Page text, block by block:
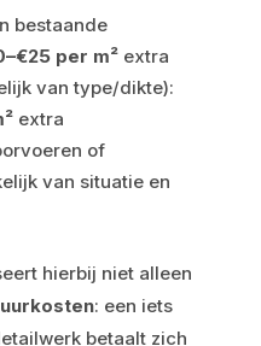
bestaande
per m²extra
van type/dikte):
extra
of
van situatie en
hierbij niet alleen
: een iets
betaalt zich